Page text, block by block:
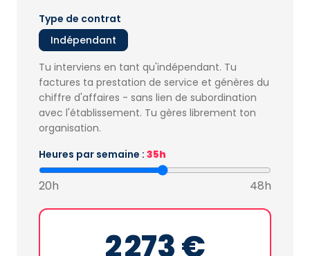
Type de contrat
Indépendant
Tu interviens en tant qu'indépendant. Tu
factures ta prestation de service et génères du
chiffre d'affaires - sans lien de subordination
avec l'établissement. Tu gères librement ton
organisation.
Heures par semaine : 35h
20h 48h
2 273 €